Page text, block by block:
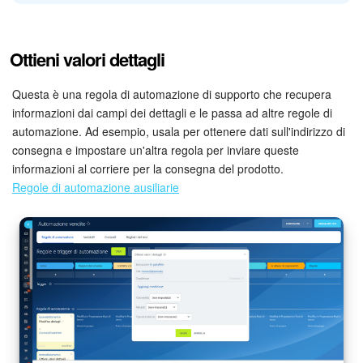
documenti.
Tipo di entità
. Scegli se modificare i dettagli per un contatto
o un'azienda.
Modelli. Specifica il modello di dettagli: azienda o persona.
Modelli di dettagli
Tipo di indirizzo. Seleziona il tipo di indirizzo dai dettagli:
Ottieni valori dettagli
Questa è una regola di automazione di supporto che recupera
informazioni dai campi dei dettagli e le passa ad altre regole di
automazione. Ad esempio, usala per ottenere dati sull'indirizzo di
consegna e impostare un'altra regola per inviare queste
informazioni al corriere per la consegna del prodotto.
Regole di automazione ausiliarie